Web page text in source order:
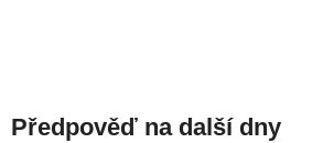
Předpověď na další dny